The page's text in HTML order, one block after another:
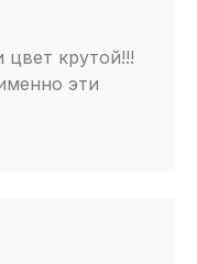
цвет крутой!!!
эти